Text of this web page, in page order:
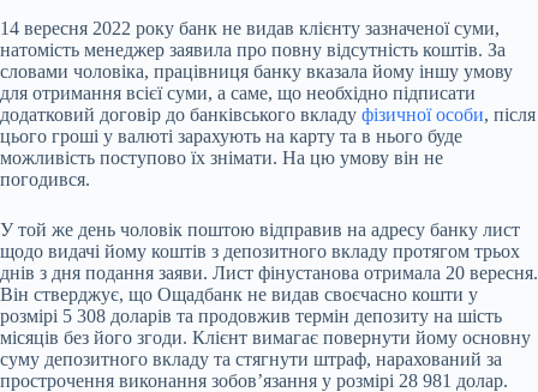
14 вересня 2022 року банк не видав клієнту зазначеної суми,
натомість менеджер заявила про повну відсутність коштів. За
словами чоловіка, працівниця банку вказала йому іншу умову
для отримання всієї суми, а саме, що необхідно підписати
додатковий договір до банківського вкладу фізичної особи, після
цього гроші у валюті зарахують на карту та в нього буде
можливість поступово їх знімати. На цю умову він не
погодився.
У той же день чоловік поштою відправив на адресу банку лист
щодо видачі йому коштів з депозитного вкладу протягом трьох
днів з дня подання заяви. Лист фінустанова отримала 20 вересня.
Він стверджує, що Ощадбанк не видав своєчасно кошти у
розмірі 5 308 доларів та продовжив термін депозиту на шість
місяців без його згоди. Клієнт вимагає повернути йому основну
суму депозитного вкладу та стягнути штраф, нарахований за
прострочення виконання зобов’язання у розмірі 28 981 долар.